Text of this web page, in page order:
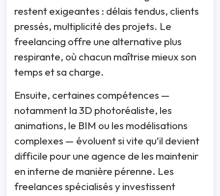
restent exigeantes : délais tendus, clients
pressés, multiplicité des projets. Le
freelancing offre une alternative plus
respirante, où chacun maîtrise mieux son
temps et sa charge.
Ensuite, certaines compétences —
notamment la 3D photoréaliste, les
animations, le BIM ou les modélisations
complexes — évoluent si vite qu’il devient
difficile pour une agence de les maintenir
en interne de manière pérenne. Les
freelances spécialisés y investissent